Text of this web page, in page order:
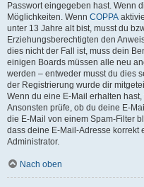
Passwort eingegeben hast. Wenn
Möglichkeiten. Wenn COPPA
unter 13 Jahre alt bist, musst du
Erziehungsberechtigten den
dies nicht der Fall ist, muss dein
einigen Boards müssen alle neu
werden – entweder musst du dies
der Registrierung wurde dir
Wenn du eine E-Mail erhalten
Ansonsten prüfe, ob du deine E-
die E-Mail von einem Spam-Filter
dass deine E-Mail-Adresse
Administrator.
Nach oben